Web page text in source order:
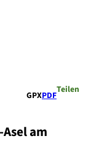
GPXPDF
Teilen
am